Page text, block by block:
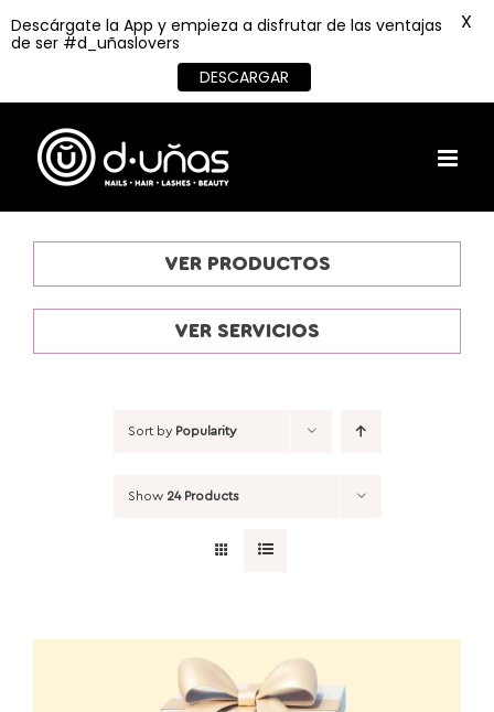
content
VER PRODUCTOS
VER SERVICIOS
Sort by Popularity
Show 24 Products
Descárgate la App y empieza a disfrutar de las ventajas
de ser #d_uñaslovers
DESCARGAR
X